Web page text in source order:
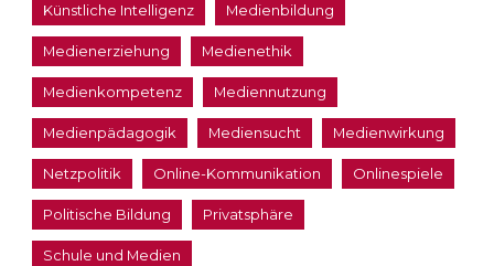
Künstliche Intelligenz Medienbildung
Medienerziehung Medienethik
Medienkompetenz Mediennutzung
Medienpädagogik Mediensucht Medienwirkung
Netzpolitik Online-Kommunikation Onlinespiele
Politische Bildung Privatsphäre
Schule und Medien